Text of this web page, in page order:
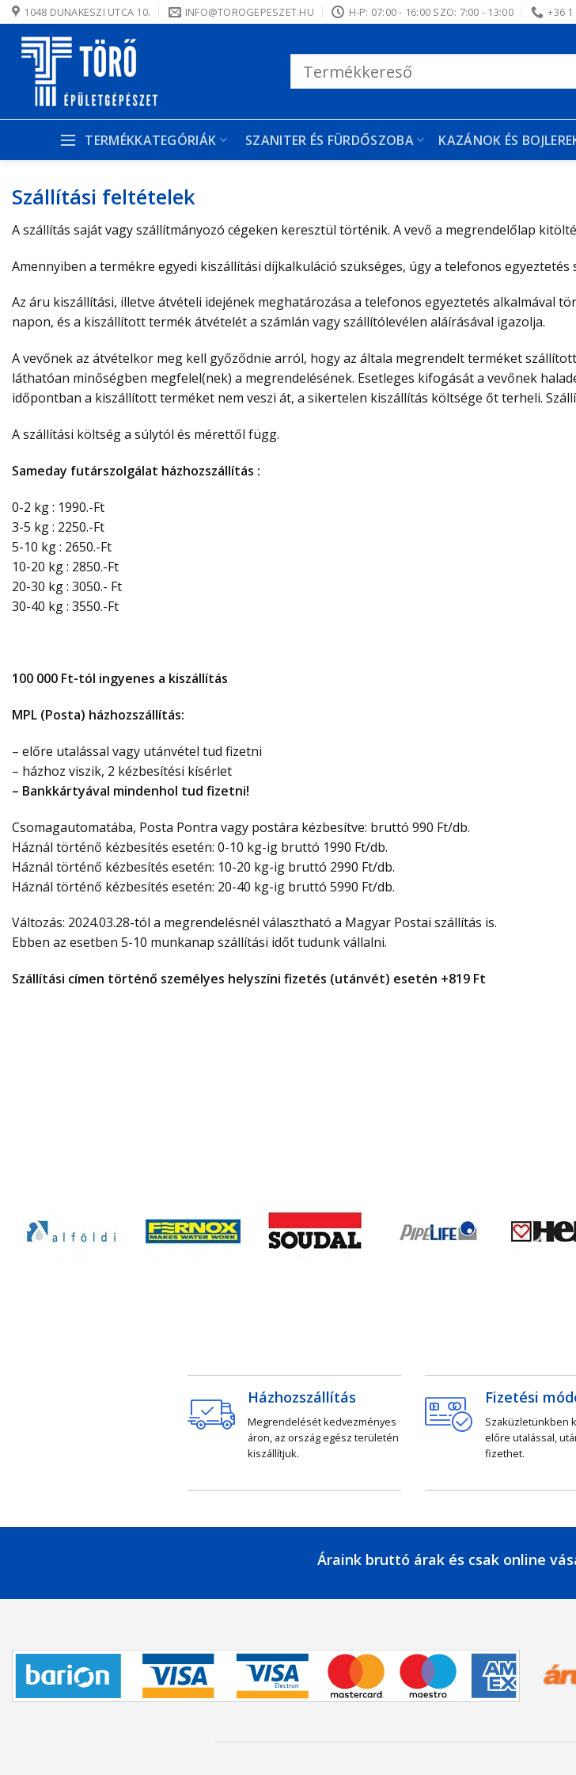
Skip
to
content
1048 DUNAKESZI UTCA 10. INFO@TOROGEPESZET.HU H-P: 07:00 - 16:00 SZO: 7:00 - 13:00 +36
következőre:
TERMÉKKATEGÓRIÁK SZANITER ÉS FÜRDŐSZOBA KAZÁNOK ÉS
Szállítási feltételek
A szállítás saját vagy szállítmányozó cégeken keresztül történik. A vevő a megrendelőlap
Amennyiben a termékre egyedi kiszállítási díjkalkuláció szükséges, úgy a telefonos
Az áru kiszállítási, illetve átvételi idejének meghatározása a telefonos egyeztetés alkalmával
napon, és a kiszállított termék átvételét a számlán vagy szállítólevélen aláírásával igazolja.
A vevőnek az átvételkor meg kell győződnie arról, hogy az általa megrendelt terméket
láthatóan minőségben megfelel(nek) a megrendelésének. Esetleges kifogását a vevőnek
időpontban a kiszállított terméket nem veszi át, a sikertelen kiszállítás költsége őt terheli.
A szállítási költség a súlytól és mérettől függ.
Sameday futárszolgálat házhozszállítás :
0-2 kg : 1990.-Ft
3-5 kg : 2250.-Ft
5-10 kg : 2650.-Ft
10-20 kg : 2850.-Ft
20-30 kg : 3050.- Ft
30-40 kg : 3550.-Ft
100 000 Ft-tól ingyenes a kiszállítás
MPL (Posta) házhozszállítás:
– előre utalással vagy utánvétel tud fizetni
– házhoz viszik, 2 kézbesítési kísérlet
– Bankkártyával mindenhol tud fizetni!
Csomagautomatába, Posta Pontra vagy postára kézbesítve: bruttó 990 Ft/db.
Háznál történő kézbesítés esetén: 0-10 kg-ig bruttó 1990 Ft/db.
Háznál történő kézbesítés esetén: 10-20 kg-ig bruttó 2990 Ft/db.
Háznál történő kézbesítés esetén: 20-40 kg-ig bruttó 5990 Ft/db.
Változás: 2024.03.28-tól a megrendelésnél választható a Magyar Postai szállítás is.
Ebben az esetben 5-10 munkanap szállítási időt tudunk vállalni.
Szállítási címen történő személyes helyszíni fizetés (utánvét) esetén +819 Ft
Házhozszállítás
Megrendelését kedvezményes
áron, az ország egész területén
kiszállítjuk.
Fizetési
Szaküzletünkben
előre utalással,
Áraink bruttó árak és csak online